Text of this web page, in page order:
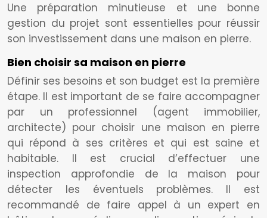
Une préparation minutieuse et une bonne
gestion du projet sont essentielles pour réussir
son investissement dans une maison en pierre.
Bien choisir sa maison en pierre
Définir ses besoins et son budget est la première
étape. Il est important de se faire accompagner
par un professionnel (agent immobilier,
architecte) pour choisir une maison en pierre
qui répond à ses critères et qui est saine et
habitable. Il est crucial d’effectuer une
inspection approfondie de la maison pour
détecter les éventuels problèmes. Il est
recommandé de faire appel à un expert en